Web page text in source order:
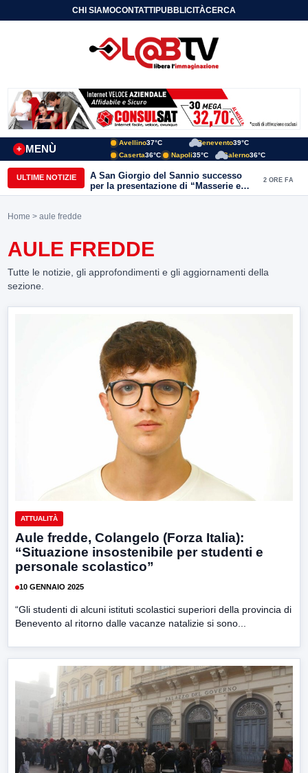
CHI SIAMOCONTATTIPUBBLICITÀCERCA
MENÙ
+
Avellino37°C Benevento39°C
Caserta36°C Napoli35°C Salerno36°C
ULTIME NOTIZIE
A San Giorgio del Sannio successo
per la presentazione di “Masserie e
vita contadina” di Carmine Nardone
2 ORE FA
Home > aule fredde
AULE FREDDE
Tutte le notizie, gli approfondimenti e gli aggiornamenti della
sezione.
ATTUALITÀ
Aule fredde, Colangelo (Forza Italia):
“Situazione insostenibile per studenti e
personale scolastico”
10 GENNAIO 2025
“Gli studenti di alcuni istituti scolastici superiori della provincia di
Benevento al ritorno dalle vacanze natalizie si sono...